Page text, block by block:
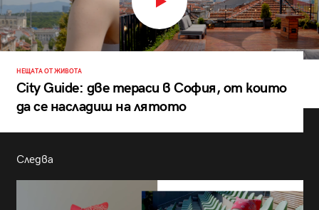
НЕЩАТА ОТ ЖИВОТА
City Guide: две тераси в София, от които
да се насладиш на лятото
Следва